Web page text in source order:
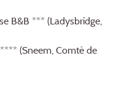
B&B *** (Ladysbridge,
(Sneem, Comté de